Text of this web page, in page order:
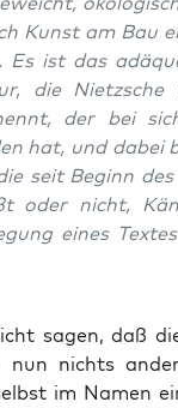
Kunst am Bau
Es ist das
die Nietz­sche
der bei
hat, und dabei
seit Beginn
oder nicht,
eines
sagen, daß
nun nichts
im Namen